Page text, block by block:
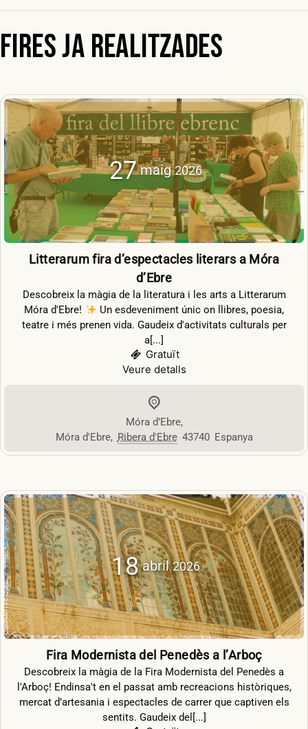
Fires ja realitzades
27 maig 2026
Litterarum fira d’espectacles literars a Móra
d’Ebre
Descobreix la màgia de la literatura i les arts a Litterarum
Móra d'Ebre!
Un esdeveniment únic on llibres, poesia,
teatre i més prenen vida. Gaudeix d'activitats culturals per
a[...]
Gratuït
Veure detalls
Móra d’Ebre,
Móra d'Ebre, Ribera d'Ebre 43740 Espanya
18 abril 2026
Fira Modernista del Penedès a l’Arboç
Descobreix la màgia de la Fira Modernista del Penedès a
l'Arboç! Endinsa't en el passat amb recreacions històriques,
mercat d’artesania i espectacles de carrer que captiven els
sentits. Gaudeix del[...]